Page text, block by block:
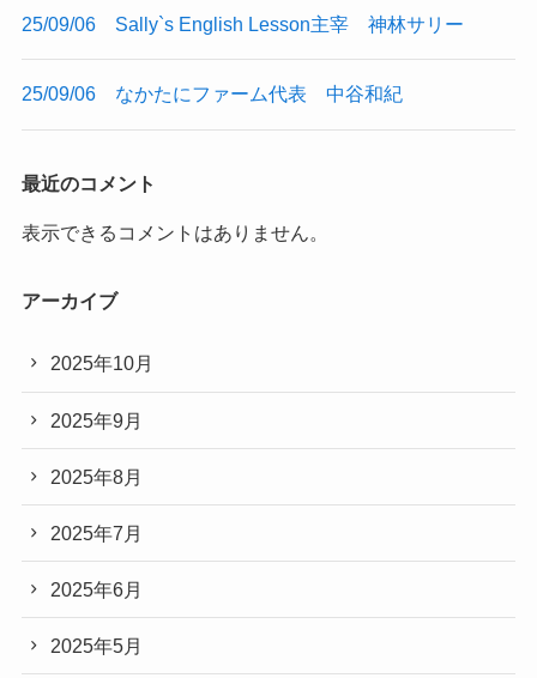
25/09/06 Sally`s English Lesson主宰 神林サリー
25/09/06 なかたにファーム代表 中谷和紀
最近のコメント
表示できるコメントはありません。
アーカイブ
2025年10月
2025年9月
2025年8月
2025年7月
2025年6月
2025年5月